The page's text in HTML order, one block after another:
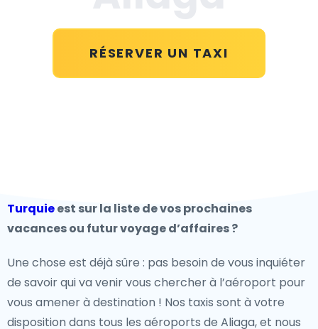
RÉSERVER UN TAXI
Turquieest sur la liste de vos prochaines
vacances ou futur voyage d’affaires ?
Une chose est déjà sûre : pas besoin de vous inquiéter
de savoir qui va venir vous chercher à l’aéroport pour
vous amener à destination ! Nos taxis sont à votre
disposition dans tous les aéroports de Aliaga, et nous